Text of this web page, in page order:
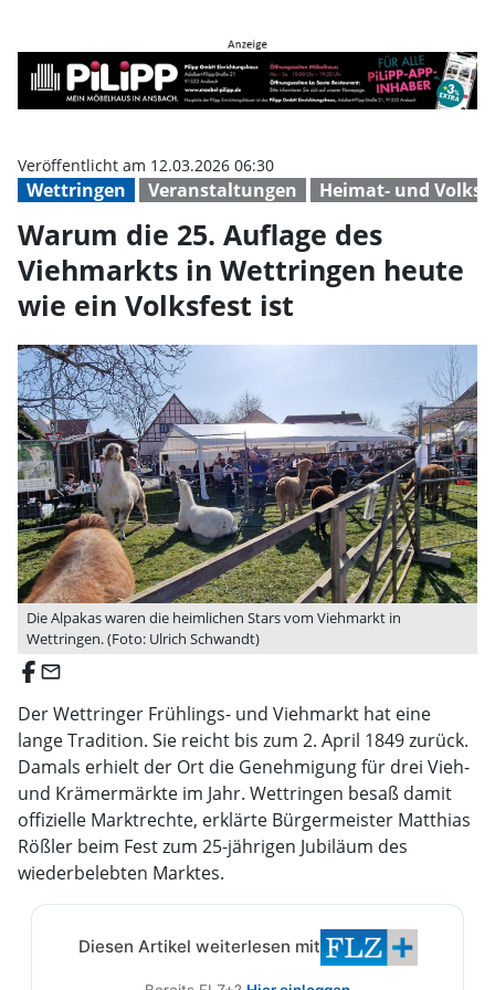
Wettringen Veranstaltungen Heimat- und
Veröffentlicht am 12.03.2026 06:30
Warum die 25. Auflage des
Viehmarkts in Wettringen heute
wie ein Volksfest ist
Die Alpakas waren die heimlichen Stars vom Viehmarkt in
Wettringen. (Foto: Ulrich Schwandt)
email
Der Wettringer Frühlings- und Viehmarkt hat eine
lange Tradition. Sie reicht bis zum 2. April 1849 zurück.
Damals erhielt der Ort die Genehmigung für drei Vieh-
und Krämermärkte im Jahr. Wettringen besaß damit
offizielle Marktrechte, erklärte Bürgermeister Matthias
Rößler beim Fest zum 25-jährigen Jubiläum des
wiederbelebten Marktes.
Diesen Artikel weiterlesen mit